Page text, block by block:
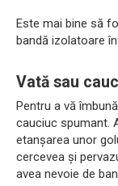
Este mai bine să
bandă izolatoare
Vată sau
Pentru a vă
cauciuc spumant.
etanșarea unor
cercevea și
avea nevoie de